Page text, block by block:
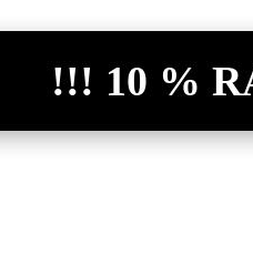
!!! 10 %